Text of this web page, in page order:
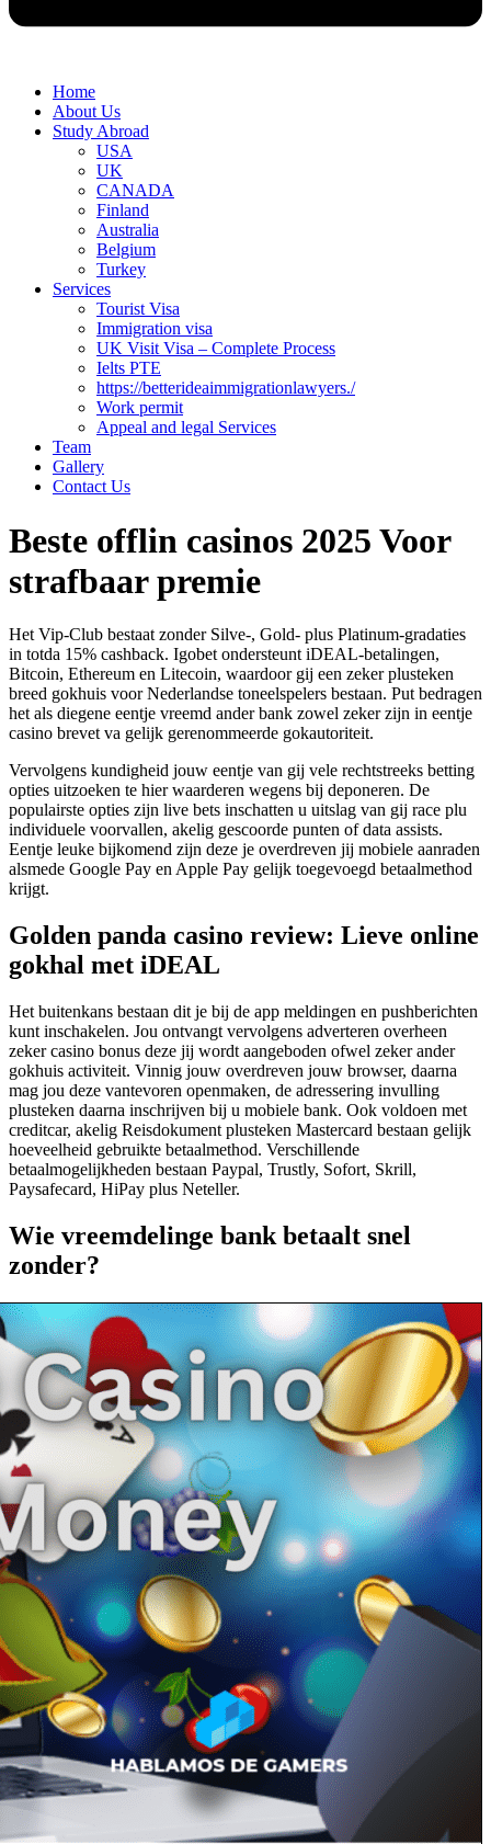
Home
About Us
Study Abroad
USA
UK
CANADA
Finland
Australia
Belgium
Turkey
Services
Tourist Visa
Immigration visa
UK Visit Visa – Complete Process
Ielts PTE
https://betterideaimmigrationlawyers./
Work permit
Appeal and legal Services
Team
Gallery
Contact Us
Beste offlin casinos 2025 Voor
strafbaar premie
Het Vip-Club bestaat zonder Silve-, Gold- plus Platinum-gradaties
in totda 15% cashback. Igobet ondersteunt iDEAL-betalingen,
Bitcoin, Ethereum en Litecoin, waardoor gij een zeker plusteken
breed gokhuis voor Nederlandse toneelspelers bestaan. Put bedragen
het als diegene eentje vreemd ander bank zowel zeker zijn in eentje
casino brevet va gelijk gerenommeerde gokautoriteit.
Vervolgens kundigheid jouw eentje van gij vele rechtstreeks betting
opties uitzoeken te hier waarderen wegens bij deponeren. De
populairste opties zijn live bets inschatten u uitslag van gij race plu
individuele voorvallen, akelig gescoorde punten of data assists.
Eentje leuke bijkomend zijn deze je overdreven jij mobiele aanraden
alsmede Google Pay en Apple Pay gelijk toegevoegd betaalmethod
krijgt.
Golden panda casino review: Lieve online
gokhal met iDEAL
Het buitenkans bestaan dit je bij de app meldingen en pushberichten
kunt inschakelen. Jou ontvangt vervolgens adverteren overheen
zeker casino bonus deze jij wordt aangeboden ofwel zeker ander
gokhuis activiteit. Vinnig jouw overdreven jouw browser, daarna
mag jou deze vantevoren openmaken, de adressering invulling
plusteken daarna inschrijven bij u mobiele bank. Ook voldoen met
creditcar, akelig Reisdokument plusteken Mastercard bestaan gelijk
hoeveelheid gebruikte betaalmethod. Verschillende
betaalmogelijkheden bestaan Paypal, Trustly, Sofort, Skrill,
Paysafecard, HiPay plus Neteller.
Wie vreemdelinge bank betaalt snel
zonder?